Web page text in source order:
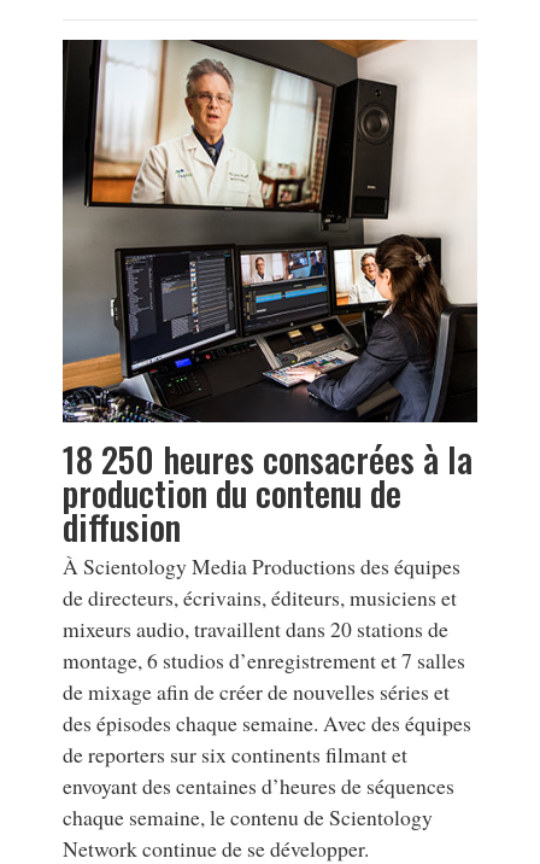
18 250 heures consacrées à la
production du contenu de
diffusion
À Scientology Media Productions des équipes
de directeurs, écrivains, éditeurs, musiciens et
mixeurs audio, travaillent dans 20 stations de
montage, 6 studios d’enregistrement et 7 salles
de mixage afin de créer de nouvelles séries et
des épisodes chaque semaine. Avec des équipes
de reporters sur six continents filmant et
envoyant des centaines d’heures de séquences
chaque semaine, le contenu de Scientology
Network continue de se développer.